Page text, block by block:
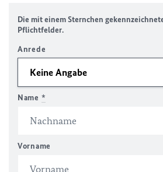
Die mit einem Sternchen
Pflichtfelder.
Anrede
Name *
Vorname